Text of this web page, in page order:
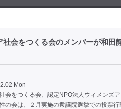
会をつくる会のメンバーが和田
Mon
会をつくる会、認定NPO法人ウィメンズ
の会は、２月実施の衆議院選挙での投票